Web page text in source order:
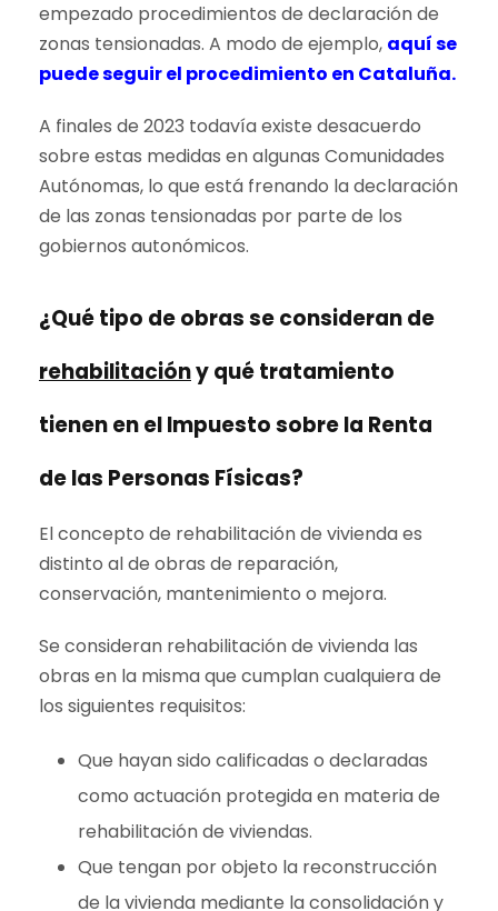
empezado procedimientos de declaración de
zonas tensionadas. A modo de ejemplo, aquí se
puede seguir el procedimiento en Cataluña.
A finales de 2023 todavía existe desacuerdo
sobre estas medidas en algunas Comunidades
Autónomas, lo que está frenando la declaración
de las zonas tensionadas por parte de los
gobiernos autonómicos.
¿Qué tipo de obras se consideran de
rehabilitacióny qué tratamiento
tienen en el Impuesto sobre la Renta
de las Personas Físicas?
El concepto de rehabilitación de vivienda es
distinto al de obras de reparación,
conservación, mantenimiento o mejora.
Se consideran rehabilitación de vivienda las
obras en la misma que cumplan cualquiera de
los siguientes requisitos:
Que hayan sido calificadas o declaradas
como actuación protegida en materia de
rehabilitación de viviendas.
Que tengan por objeto la reconstrucción
de la vivienda mediante la consolidación y